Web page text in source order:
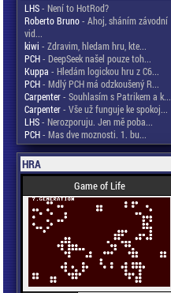
LHS- Není to HotRod?
Roberto Bruno- Ahoj, sháním závodní
vid...
kiwi - Zdravim, hledam hru, kte...
PCH- DeepSeek našel pouze toh...
Kuppa - Hledám logickou hru z C6...
PCH- Mdlý PCH má odzkoušený R...
Carpenter- Souhlasím s Patrikem a k...
Carpenter- Vše už funguje ke spokoj...
LHS- Nerozporuju. Jen mě poba...
PCH- Mas dve moznosti. 1. bu...
HRA
Game of Life